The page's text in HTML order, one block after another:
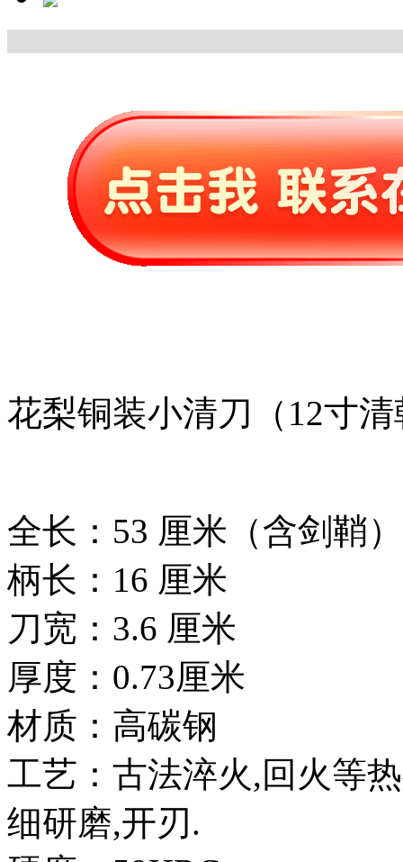
花梨铜装小清刀（12寸
全长：53 厘米（含剑鞘）
柄长：16 厘米
刀宽：3.6 厘米
厚度：0.73厘米
材质：高碳钢
工艺：古法淬火,回火等
细研磨,开刃.